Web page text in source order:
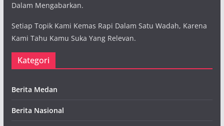
Dalam Mengabarkan.
Setiap Topik Kami Kemas Rapi Dalam Satu Wadah, Karena
Kami Tahu Kamu Suka Yang Relevan.
Kategori
Berita Medan
Berita Nasional